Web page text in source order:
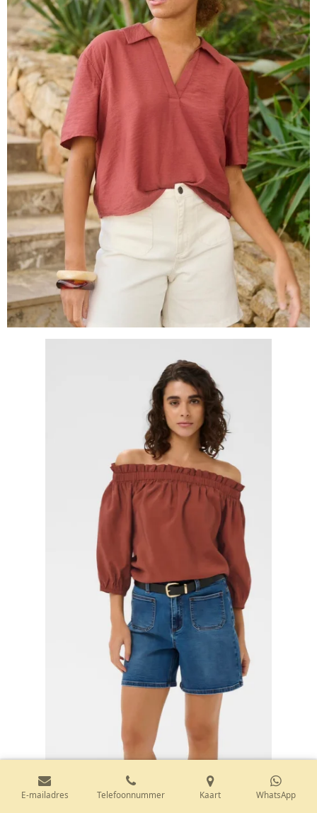
E-mailadres Telefoonnummer Kaart WhatsApp